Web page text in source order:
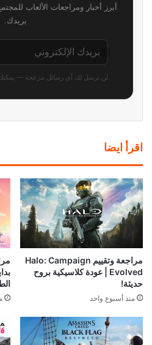
أبرز أخبار ومراجعات الألعاب
بريدك.
لن نرسل لك أي رسائل مزعجة — يمكنك
اقرأ ايضا
مراجعة وتقييم Halo: Campaign
Evolved | عودة كلاسيكية بروح
حديثة!
منذ أسبوع واحد